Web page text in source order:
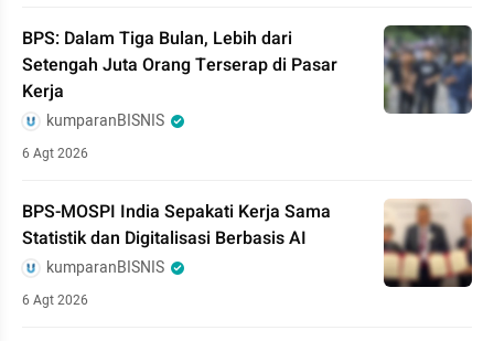
BPS: Dalam Tiga Bulan, Lebih dari
Setengah Juta Orang Terserap di Pasar
Kerja
kumparanBISNIS
6 Agt 2026
BPS-MOSPI India Sepakati Kerja Sama
Statistik dan Digitalisasi Berbasis AI
kumparanBISNIS
6 Agt 2026